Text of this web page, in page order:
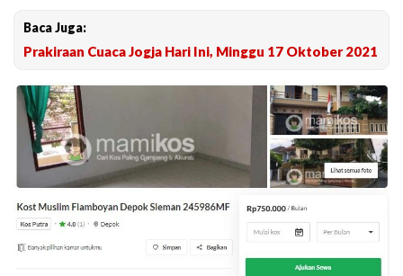
Baca Juga:
Prakiraan Cuaca Jogja Hari Ini, Minggu 17 Oktober 2021